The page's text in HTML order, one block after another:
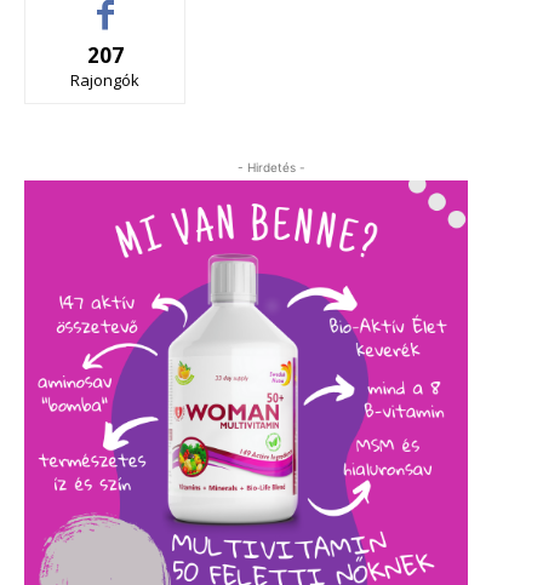
207
Rajongók
- Hirdetés -